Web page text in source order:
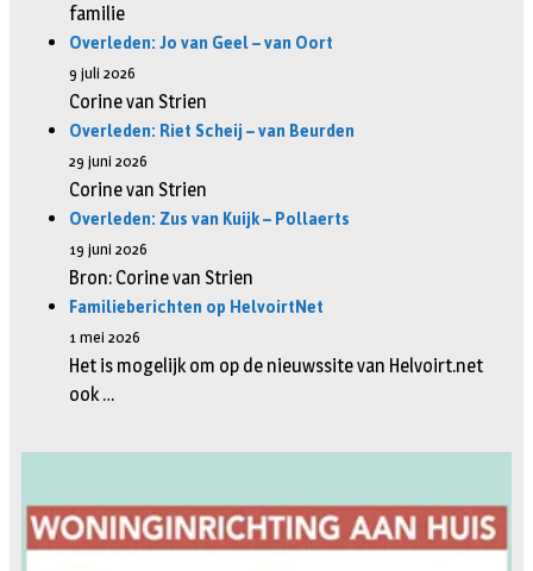
familie
Overleden: Jo van Geel – van Oort
9 juli 2026
Corine van Strien
Overleden: Riet Scheij – van Beurden
29 juni 2026
Corine van Strien
Overleden: Zus van Kuijk – Pollaerts
19 juni 2026
Bron: Corine van Strien
Familieberichten op HelvoirtNet
1 mei 2026
Het is mogelijk om op de nieuwssite van Helvoirt.net
ook …